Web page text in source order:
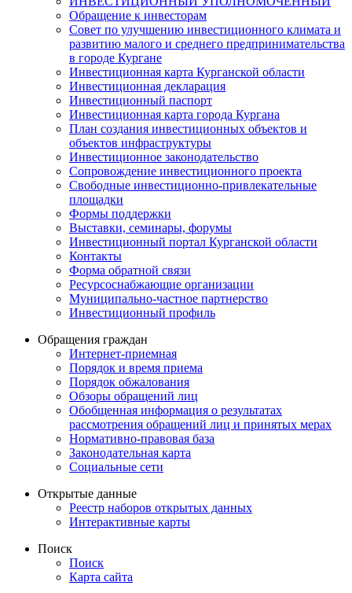
Обращение к инвесторам
Совет по улучшению инвестиционного климата и
развитию малого и среднего предпринимательства
в городе Кургане
Инвестиционная карта Курганской области
Инвестиционная декларация
Инвестиционный паспорт
Инвестиционная карта города Кургана
План создания инвестиционных объектов и
объектов инфраструктуры
Инвестиционное законодательство
Сопровождение инвестиционного проекта
Свободные инвестиционно-привлекательные
площадки
Формы поддержки
Выставки, семинары, форумы
Инвестиционный портал Курганской области
Контакты
Форма обратной связи
Ресурсоснабжающие организации
Муниципально-частное партнерство
Инвестиционный профиль
Обращения граждан
Интернет-приемная
Порядок и время приема
Порядок обжалования
Обзоры обращений лиц
Обобщенная информация о результатах
рассмотрения обращений лиц и принятых мерах
Нормативно-правовая база
Законодательная карта
Социальные сети
Открытые данные
Реестр наборов открытых данных
Интерактивные карты
Поиск
Поиск
Карта сайта